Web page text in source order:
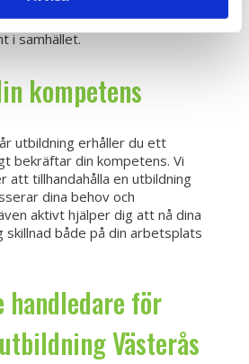
dig att göra skillnad både på
i samhället.
kompetens
utbildning erhåller du ett
bekräftar din kompetens. Vi
att tillhandahålla en utbildning
dina behov och
aktivt hjälper dig att nå dina
skillnad både på din arbetsplats
för
Västerås